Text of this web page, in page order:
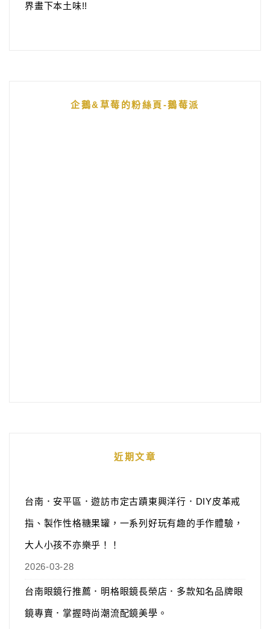
界畫下本土味!!
企鵝&草莓的粉絲頁-鵝莓派
近期文章
台南．安平區．遊訪市定古蹟東興洋行．DIY皮革戒
指、製作性格糖果罐，一系列好玩有趣的手作體驗，
大人小孩不亦樂乎！！
2026-03-28
台南眼鏡行推薦．明格眼鏡長榮店．多款知名品牌眼
鏡專賣．掌握時尚潮流配鏡美學。